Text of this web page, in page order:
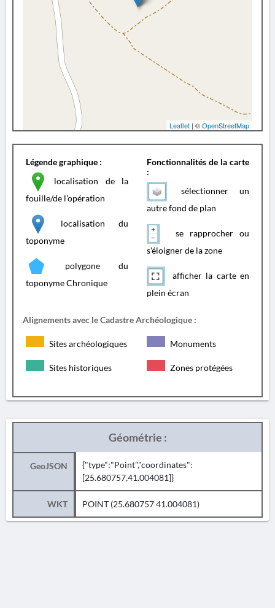
Leaflet | ©OpenStreetMap
Légende graphique :
localisation de la
fouille/de l'opération
localisation du
toponyme
polygone du
toponyme Chronique
Fonctionnalités de la carte
:
sélectionner un
autre fond de plan
se rapprocher ou
s'éloigner de la zone
afficher la carte en
plein écran
Alignements avec le Cadastre Archéologique :
Sites archéologiques Monuments
Sites historiques Zones protégées
Géométrie :
GeoJSON
{"type":"Point","coordinates":
[25.680757,41.004081]}
WKT POINT (25.680757 41.004081)